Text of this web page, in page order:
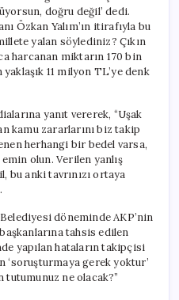
doğru değil’ dedi.
Özkan Yalım’ın itirafıyla bu
yalan söylediniz? Çıkın
harcanan miktarın 170 bin
11 milyon TL’ye denk
yanıt vererek, “Uşak
kamu zararlarını biz takip
herhangi bir bedel varsa,
olun. Verilen yanlış
bu anki tavrınızı ortaya
döneminde AKP’nin
tahsis edilen
yapılan hataların takipçisi
‘soruşturmaya gerek yoktur’
tutumunuz ne olacak?”